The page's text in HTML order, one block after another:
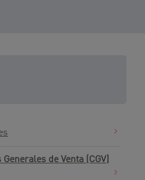
de Venta (CGV)